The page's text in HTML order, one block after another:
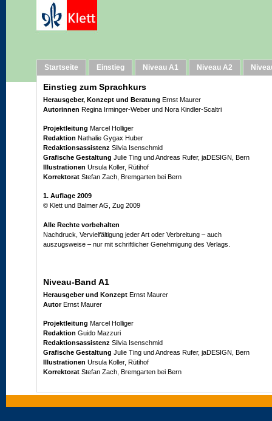
Startseite Einstieg Niveau A1 Niveau A2
Einstieg zum Sprachkurs
Herausgeber, Konzept und Beratung Ernst Maurer
Autorinnen Regina Irminger-Weber und Nora Kindler-Scaltri
Projektleitung Marcel Holliger
Redaktion Nathalie Gygax Huber
Redaktionsassistenz Silvia Isenschmid
Grafische Gestaltung Julie Ting und Andreas Rufer, jaDESIGN, Bern
Illustrationen Ursula Koller, Rütihof
Korrektorat Stefan Zach, Bremgarten bei Bern
1. Auflage 2009
© Klett und Balmer AG, Zug 2009
Alle Rechte vorbehalten
Nachdruck, Vervielfältigung jeder Art oder Verbreitung – auch
auszugsweise – nur mit schriftlicher Genehmigung des Verlags.
Niveau-Band A1
Herausgeber und Konzept Ernst Maurer
AutorErnst Maurer
Projektleitung Marcel Holliger
Redaktion Guido Mazzuri
Redaktionsassistenz Silvia Isenschmid
Grafische Gestaltung Julie Ting und Andreas Rufer, jaDESIGN, Bern
Illustrationen Ursula Koller, Rütihof
Korrektorat Stefan Zach, Bremgarten bei Bern
1. Auflage 2011